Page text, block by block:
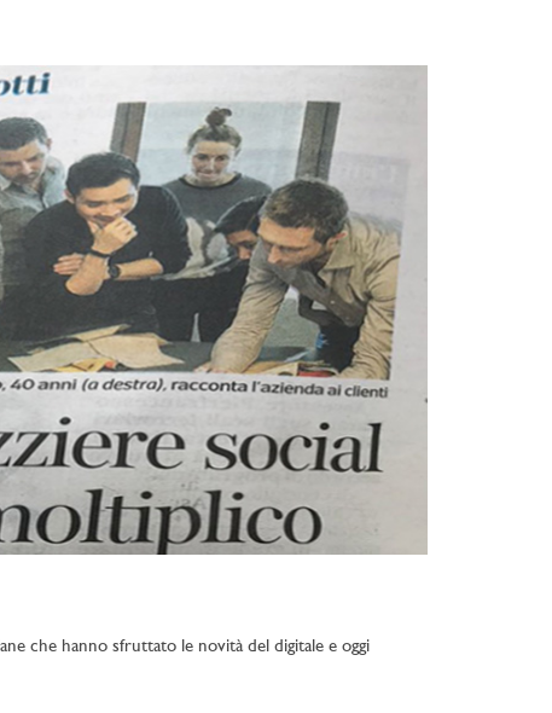
che hanno sfruttato le novità del digitale e oggi